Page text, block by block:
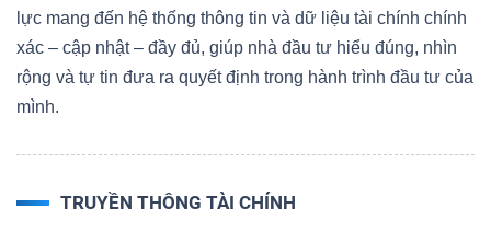
lực mang đến hệ thống thông tin và dữ liệu tài chính chính
xác – cập nhật – đầy đủ, giúp nhà đầu tư hiểu đúng, nhìn
rộng và tự tin đưa ra quyết định trong hành trình đầu tư của
mình.
TRUYỀN THÔNG TÀI CHÍNH